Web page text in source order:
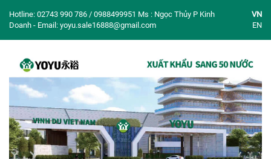
Hotline: 02743 990 786 / 0988499951 Ms : Ngọc Thủy P Kinh
Doanh - Email: yoyu.sale16888@gmail.com
VN
EN